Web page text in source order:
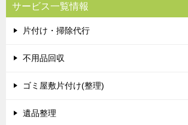
サービス一覧情報
片付け・掃除代行
不用品回収
ゴミ屋敷片付け(整理)
遺品整理